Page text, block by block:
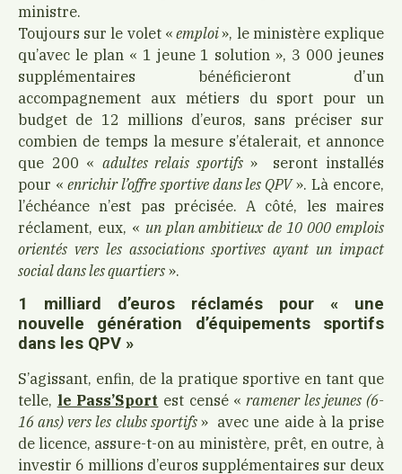
ministre.
Toujours sur le volet «emploi», le ministère explique
qu’avec le plan « 1 jeune 1 solution », 3 000 jeunes
supplémentaires bénéficieront d’un
accompagnement aux métiers du sport pour un
budget de 12 millions d’euros, sans préciser sur
combien de temps la mesure s’étalerait, et annonce
que 200 « adultes relais sportifs» seront installés
pour « enrichir l’offre sportive dans les QPV». Là encore,
l’échéance n’est pas précisée. A côté, les maires
réclament, eux, « un plan ambitieux de 10 000 emplois
orientés vers les associations sportives ayant un impact
social dans les quartiers».
1 milliard d’euros réclamés pour « une
nouvelle génération d’équipements sportifs
dans les QPV »
S’agissant, enfin, de la pratique sportive en tant que
telle, le Pass’Sport est censé « ramener les jeunes (6-
16 ans) vers les clubs sportifs» avec une aide à la prise
de licence, assure-t-on au ministère, prêt, en outre, à
investir 6 millions d’euros supplémentaires sur deux